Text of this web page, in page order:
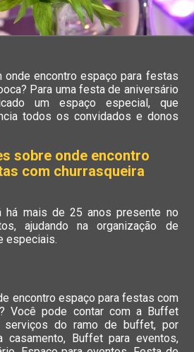
onde encontro espaço para festas
Para uma festa de aniversário
um espaço especial, que
todos os convidados e donos
sobre onde encontro
com churrasqueira
há mais de 25 anos presente no
ajudando na organização de
especiais.
encontro espaço para festas com
Você pode contar com a Buffet
serviços do ramo de buffet, por
casamento, Buffet para eventos,